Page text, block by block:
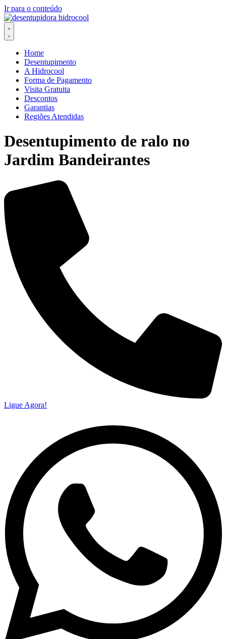
Ir para o conteúdo
Home
Desentupimento
A Hidrocool
Forma de Pagamento
Visita Gratuita
Descontos
Garantias
Regiões Atendidas
Desentupimento de ralo no
Jardim Bandeirantes
Ligue Agora!